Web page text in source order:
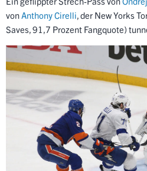
von Anthony Cirelli , der New Yorks
Saves, 91,7 Prozent Fangquote)